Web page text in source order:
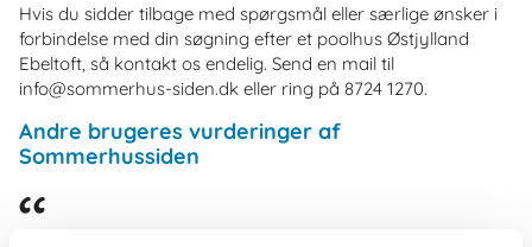
Hvis du sidder tilbage med spørgsmål eller særlige ønsker i
forbindelse med din søgning efter et poolhus Østjylland
Ebeltoft, så kontakt os endelig. Send en mail til
info@sommerhus-siden.dk eller ring på 8724 1270.
Andre brugeres vurderinger af
Sommerhussiden